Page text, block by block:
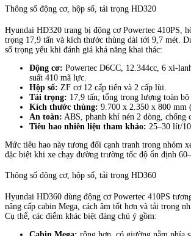
Thông số động cơ, hộp số, tải trọng HD320
Hyundai HD320 trang bị động cơ Powertec 410PS,
trọng 17,9 tấn và kích thước thùng dài tới 9,7 mét.
số trọng yếu khi đánh giá khả năng khai thác:
Động cơ: Powertec D6CC, 12.344cc, 6 xi-
suất 410 mã lực.
Hộp số: ZF cơ 12 cấp tiến và 2 cấp lùi.
Tải trọng: 17,9 tấn; tổng trọng lượng toàn bộ
Kích thước thùng: 9.700 x 2.350 x 800 mm
An toàn: ABS, phanh khí nén 2 dòng, chống
Tiêu hao nhiên liệu tham khảo: 25–30 lít/
Mức tiêu hao này tương đối cạnh tranh trong nhóm
đặc biệt khi xe chạy đường trường tốc độ ổn định
Thông số động cơ, hộp số, tải trọng HD360
Hyundai HD360 dùng động cơ Powertec 410PS
nâng cấp cabin Mega, cách âm tốt hơn và tải trọng
Cụ thể, các điểm khác biệt đáng chú ý gồm: